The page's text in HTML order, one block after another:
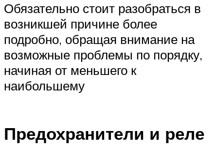
Обязательно стоит разобраться в
возникшей причине более
подробно, обращая внимание на
возможные проблемы по порядку,
начиная от меньшего к
наибольшему
Предохранители и реле